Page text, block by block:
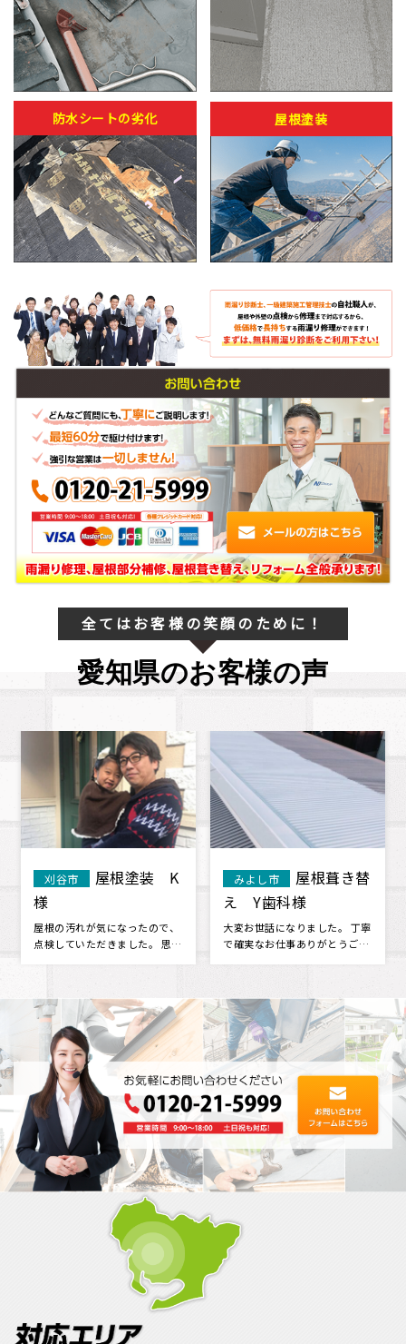
防水シートの劣化 屋根塗装
全てはお客様の笑顔のために！
愛知県のお客様の声
刈谷市
屋根塗装 K
様
屋根の汚れが気になったので、
点検していただきました。 思っ
みよし市
屋根葺き替
え Y歯科様
大変お世話になりました。 丁寧
で確実なお仕事ありがとうござ